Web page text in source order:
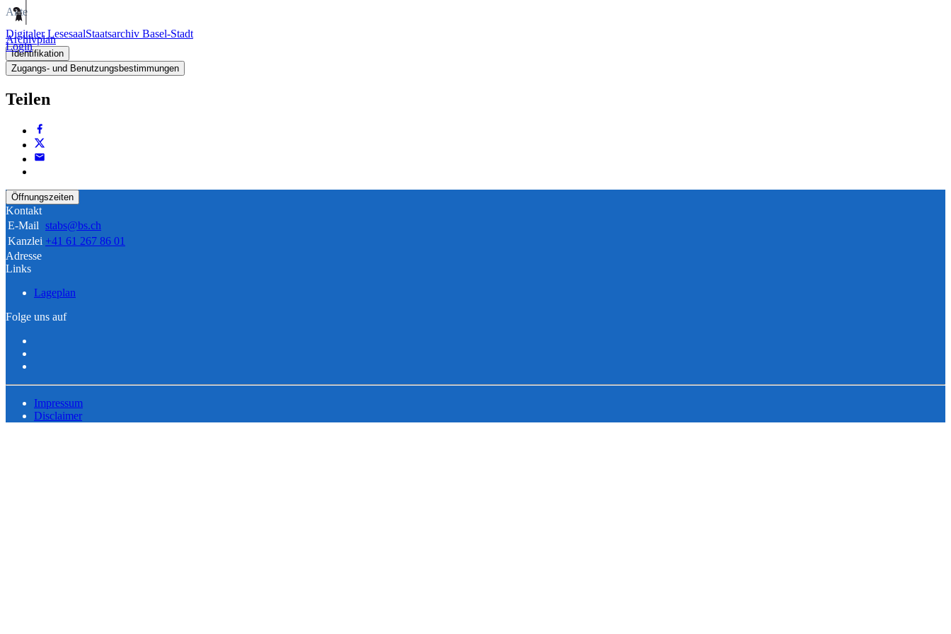
Digitaler LesesaalStaatsarchiv Basel-Stadt
Login
Akte
Archivplan
Identifikation
Zugangs- und Benutzungsbestimmungen
Teilen
Öffnungszeiten
Kontakt
E-Mail stabs@bs.ch
Kanzlei +41 61 267 86 01
Adresse
Links
Lageplan
Folge uns auf
Impressum
Disclaimer